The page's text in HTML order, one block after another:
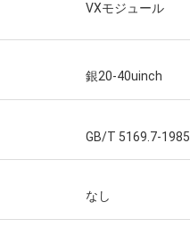
VXモジュール
銀20-40uinch
GB/T 5169.7-1985
なし